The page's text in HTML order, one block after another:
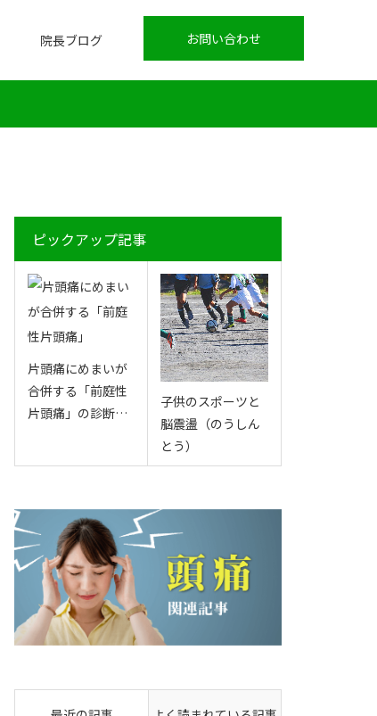
お問い合わせ
院長ブログ
ピックアップ記事
片頭痛にめまいが
合併する「前庭性
片頭痛」の診断…
子供のスポーツと
脳震盪（のうしん
とう）